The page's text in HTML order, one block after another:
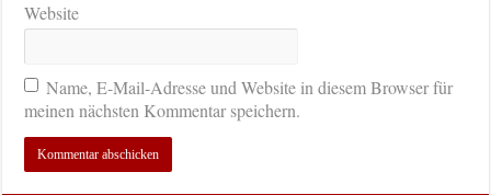
Website
Name, E-Mail-Adresse und Website in diesem Browser für
meinen nächsten Kommentar speichern.